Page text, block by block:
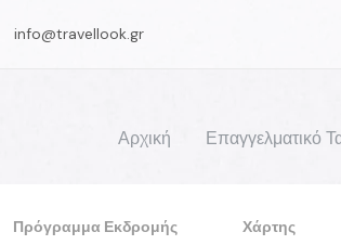
info@travellook.gr
Αρχική Επαγγελματικό
Πρόγραμμα Εκδρομής Χάρτης